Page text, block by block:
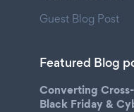
Guest Blog Post
Featured Blog
Converting
Black Friday &